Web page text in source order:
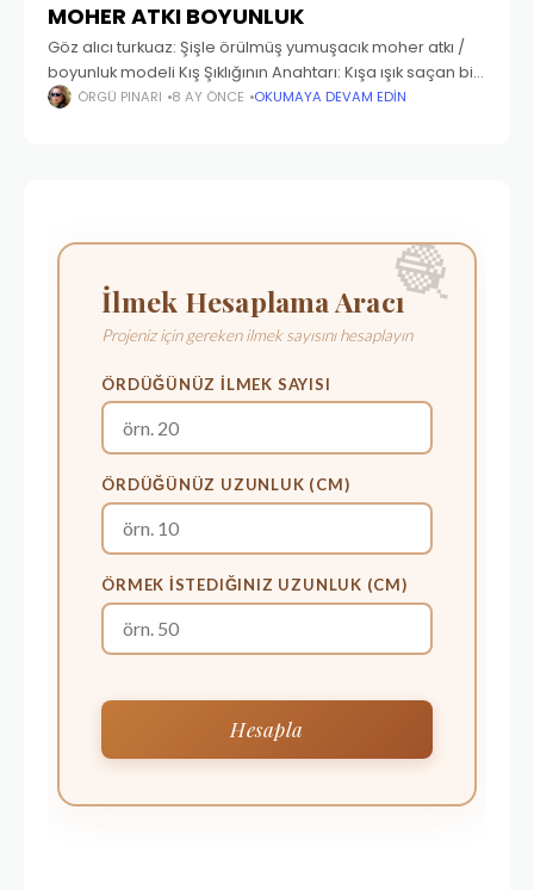
MOHER ATKI BOYUNLUK
Göz alıcı turkuaz: Şişle örülmüş yumuşacık moher atkı /
boyunluk modeli Kış Şıklığının Anahtarı: Kışa ışık saçan bir
dokunuş. Moher iple örülmüş yumuşacık, dalgalı desenli,
ÖRGÜ PINARI 8 AY ÖNCE OKUMAYA DEVAM EDIN